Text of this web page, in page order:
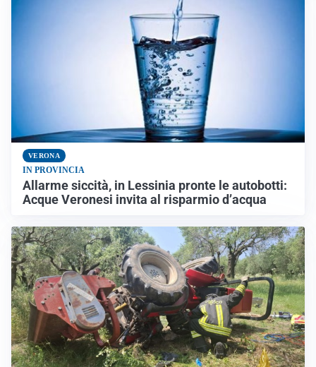
VERONA
IN PROVINCIA
Allarme siccità, in Lessinia pronte le autobotti:
Acque Veronesi invita al risparmio d’acqua